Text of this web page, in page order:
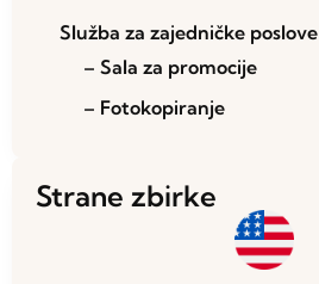
Služba za zajedničke poslove
– Sala za promocije
– Fotokopiranje
Strane zbirke